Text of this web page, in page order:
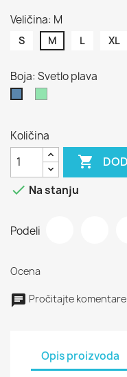
Veličina: M
S M L XL
Boja: Svetlo plava
Količina

 Na stanju
Podeli
Ocena
Pročitajte
Opis proizvoda